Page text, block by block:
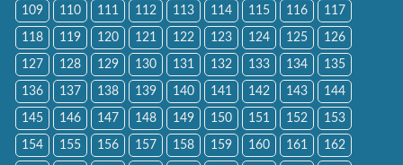
109 110 111 112 113 114 115 116 117
118 119 120 121 122 123 124 125 126
127 128 129 130 131 132 133 134 135
136 137 138 139 140 141 142 143 144
145 146 147 148 149 150 151 152 153
154 155 156 157 158 159 160 161 162